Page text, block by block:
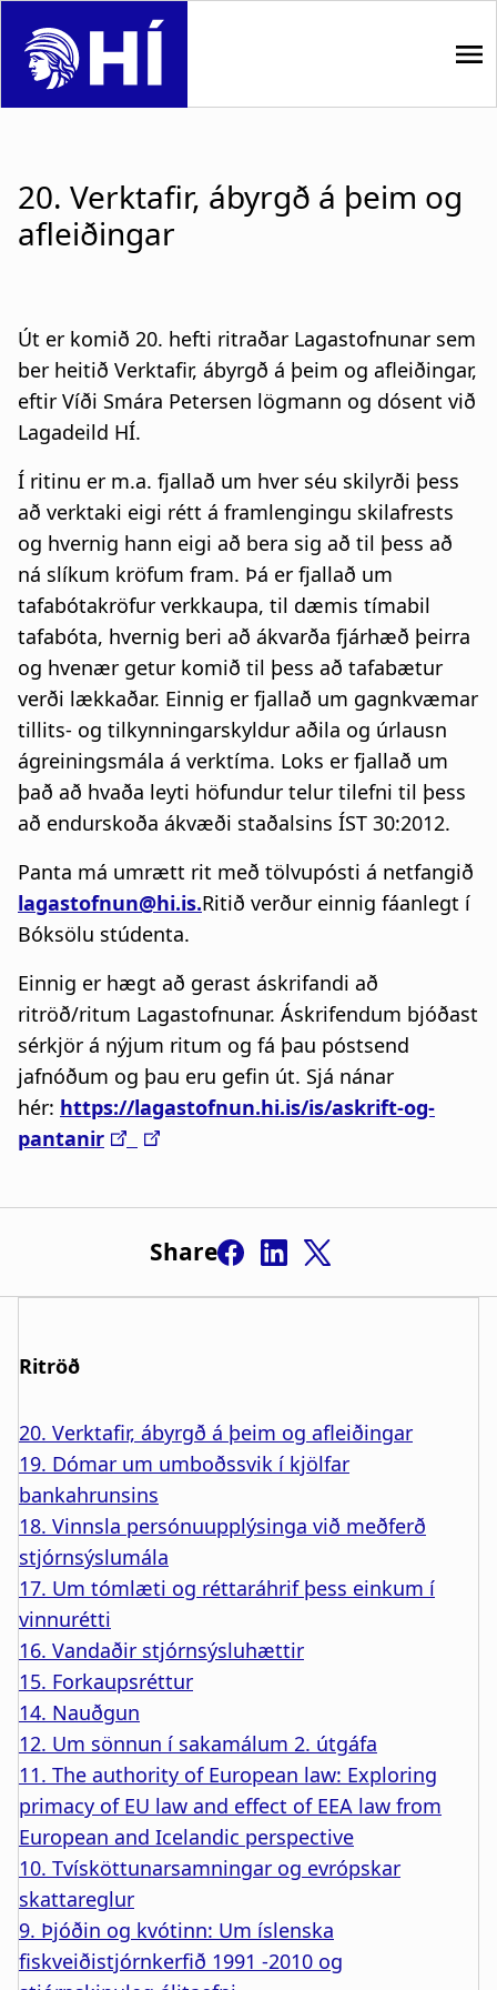
p
m
i
a
v
g
a
t
o
n
20. Verktafir, ábyrgð á þeim og
afleiðingar
Ritröð
20. Verktafir, ábyrgð á þeim og afleiðingar
19. Dómar um umboðssvik í kjölfar
bankahrunsins
18. Vinnsla persónuupplýsinga við meðferð
stjórnsýslumála
17. Um tómlæti og réttaráhrif þess einkum í
vinnurétti
16. Vandaðir stjórnsýsluhættir
15. Forkaupsréttur
14. Nauðgun
12. Um sönnun í sakamálum 2. útgáfa
11. The authority of European law: Exploring
primacy of EU law and effect of EEA law from
European and Icelandic perspective
10. Tvísköttunarsamningar og evrópskar
skattareglur
9. Þjóðin og kvótinn: Um íslenska
fiskveiðistjórnkerfið 1991 -2010 og
Út er komið 20. hefti ritraðar Lagastofnunar sem
ber heitið Verktafir, ábyrgð á þeim og afleiðingar,
eftir Víði Smára Petersen lögmann og dósent við
Lagadeild HÍ.
Í ritinu er m.a. fjallað um hver séu skilyrði þess
að verktaki eigi rétt á framlengingu skilafrests
og hvernig hann eigi að bera sig að til þess að
ná slíkum kröfum fram. Þá er fjallað um
tafabótakröfur verkkaupa, til dæmis tímabil
tafabóta, hvernig beri að ákvarða fjárhæð þeirra
og hvenær getur komið til þess að tafabætur
verði lækkaðar. Einnig er fjallað um gagnkvæmar
tillits- og tilkynningarskyldur aðila og úrlausn
ágreiningsmála á verktíma. Loks er fjallað um
það að hvaða leyti höfundur telur tilefni til þess
að endurskoða ákvæði staðalsins ÍST 30:2012.
Panta má umrætt rit með tölvupósti á netfangið
lagastofnun@hi.is.Ritið verður einnig fáanlegt í
Bóksölu stúdenta.
Einnig er hægt að gerast áskrifandi að
ritröð/ritum Lagastofnunar. Áskrifendum bjóðast
sérkjör á nýjum ritum og fá þau póstsend
jafnóðum og þau eru gefin út. Sjá nánar
hér: https://lagastofnun.hi.is/is/askrift-og-
pantanir
Share